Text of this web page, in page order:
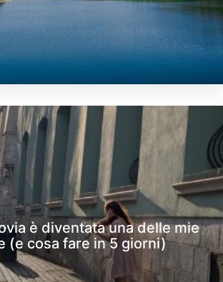
è diventata una delle mie
(e cosa fare in 5 giorni)